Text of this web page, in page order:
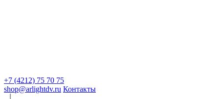
+7 (4212) 75 70 75
shop@arlightdv.ru Контакты